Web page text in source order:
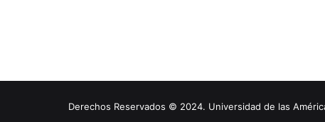
Derechos Reservados © 2024. Universidad de las